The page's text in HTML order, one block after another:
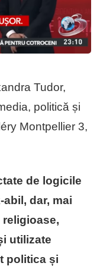
Tudor,
politică și
Montpellier 3,
de logicile
dar, mai
utilizate
politica și